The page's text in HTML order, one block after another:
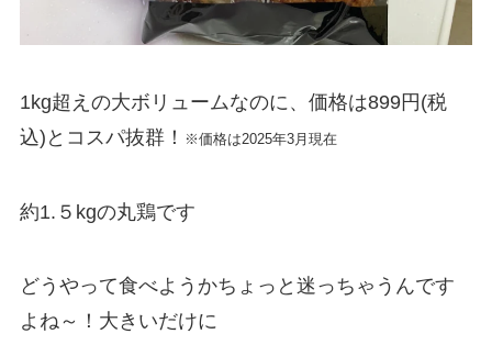
1kg超えの大ボリュームなのに、価格は899円(税
込)とコスパ抜群！
※価格は2025年3月現在
約1.５kgの丸鶏です
どうやって食べようかちょっと迷っちゃうんです
よね～！大きいだけに